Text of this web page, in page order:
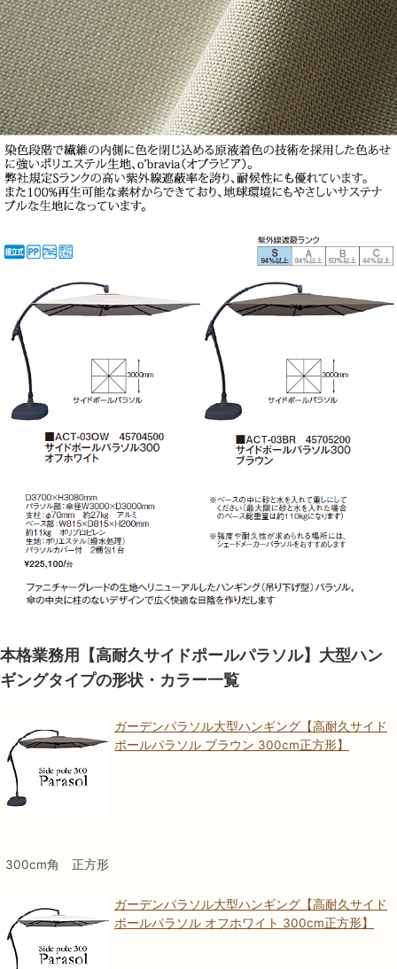
本格業務用【高耐久サイドポールパラソル】大型ハン
ギングタイプの形状・カラー一覧
300cm角 正方形
ガーデンパラソル大型ハンギング【高耐久サイド
ポールパラソル ブラウン 300cm正方形】
ガーデンパラソル大型ハンギング【高耐久サイド
ポールパラソル オフホワイト 300cm正方形】